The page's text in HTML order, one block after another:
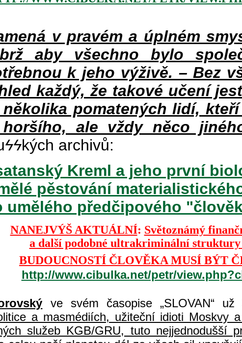
v pravém a úplném
aby všechno bylo
k jeho výživě. – Bez
každý, že takové učení
pomatených lidí,
ale vždy něco
ϟϟkých archivů:
Kreml a jeho první
pěstování
umělého předčipového
NANEJVÝŠ AKTUÁLNÍ: Světoznámý
a další podobné ultrakriminální struktury
BUDOUCNOSTÍ ČLOVĚKA MUSÍ BÝT
http://www.cibulka.net/petr/
ve svém časopise „SLOVAN“ už
a masmédiích, užiteční idioti Moskvy
služeb KGB/GRU, tuto nejjednodušší